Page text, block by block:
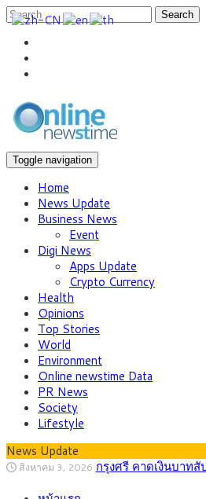
Search
Toggle navigation
Home
News Update
Business News
Event
Digi News
Apps Update
Crypto Currency
Health
Opinions
Top Stories
World
Environment
Online newstime Data
PR News
Society
Lifestyle
News Update
สิงหาคม 1, 2026 “เอกนิติ” เปิดเครื่อง